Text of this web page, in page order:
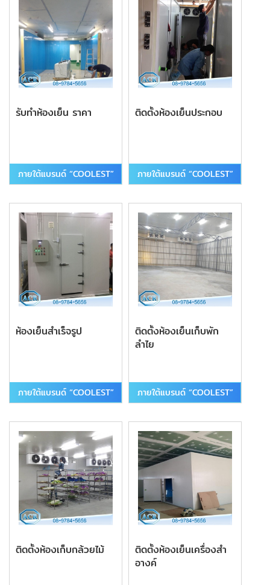
รับทําห้องเย็น ราคา
ภายใต้แบรนด์ “COOLEST”
ติดตั้งห้องเย็นประกอบ
ภายใต้แบรนด์ “COOLEST”
ห้องเย็นสําเร็จรูป
ภายใต้แบรนด์ “COOLEST”
ติดตั้งห้องเย็นเก็บพัก
ลำไย
ภายใต้แบรนด์ “COOLEST”
ติดตั้งห้องเก็บกล้วยไม้
ติดตั้งห้องเย็นเครื่องสำ
อางค์